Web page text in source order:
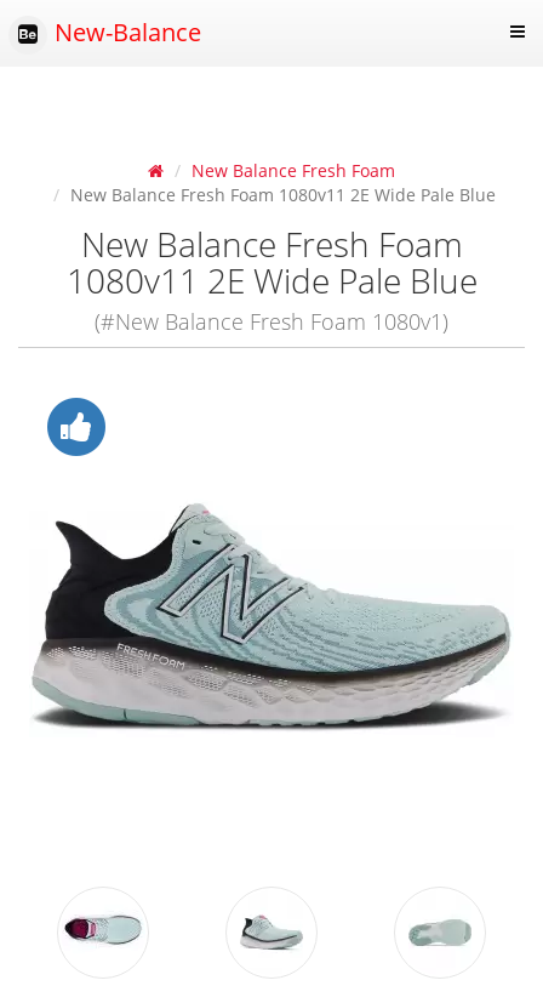
New-Balance
New Balance Fresh Foam
New Balance Fresh Foam 1080v11 2E Wide Pale Blue
New Balance Fresh Foam
1080v11 2E Wide Pale Blue
(#New Balance Fresh Foam 1080v1)